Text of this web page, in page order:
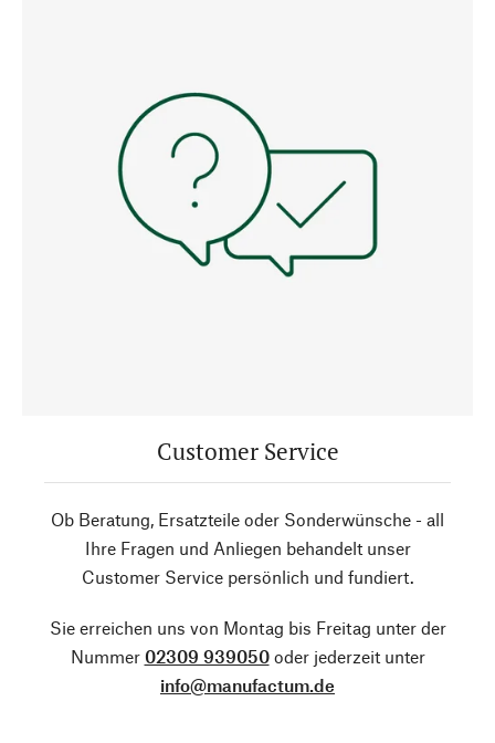
Customer Service
Ob Beratung, Ersatzteile oder Sonderwünsche - all
Ihre Fragen und Anliegen behandelt unser
Customer Service persönlich und fundiert.
Sie erreichen uns von Montag bis Freitag unter der
Nummer 02309 939050oder jederzeit unter
info@manufactum.de